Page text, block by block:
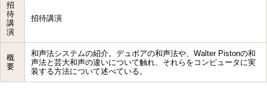
招
待
講
演
招待講演
概
要
和声法システムの紹介。デュボアの和声法や、Walter Pistonの和
声法と芸大和声の違いについて触れ、それらをコンピュータに実
装する方法について述べている。